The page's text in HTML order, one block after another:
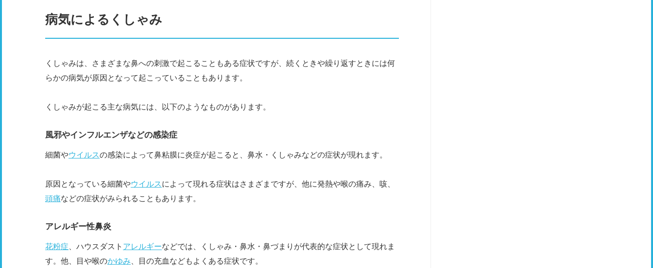
病気によるくしゃみ
くしゃみは、さまざまな鼻への刺激で起こることもある症状ですが、続くときや繰り返すときには何
らかの病気が原因となって起こっていることもあります。
くしゃみが起こる主な病気には、以下のようなものがあります。
風邪やインフルエンザなどの感染症
細菌やウイルスの感染によって鼻粘膜に炎症が起こると、鼻水・くしゃみなどの症状が現れます。
原因となっている細菌やウイルスによって現れる症状はさまざまですが、他に発熱や喉の痛み、咳、
頭痛などの症状がみられることもあります。
アレルギー性鼻炎
花粉症 、ハウスダスト アレルギーなどでは、くしゃみ・鼻水・鼻づまりが代表的な症状として現れま
す。他、目や喉のかゆみ 、目の充血などもよくある症状です。